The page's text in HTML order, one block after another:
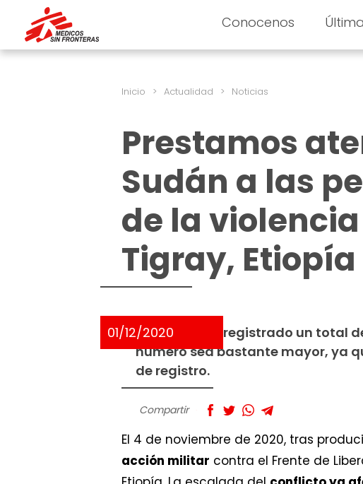
Conocenos
Inicio > Actualidad > Noticias
Prestamos
Sudán a las
de la
Tigray, Etiopía
01/12/2020
ACNUR ya ha registrado un total
número sea bastante mayor, ya
de registro.
Compartir
El 4 de noviembre de 2020, tras
acción militar contra el Frente de